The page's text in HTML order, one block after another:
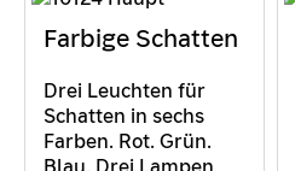
Farbige Schatten
Drei Leuchten für
Schatten in sechs
Farben. Rot. Grün.